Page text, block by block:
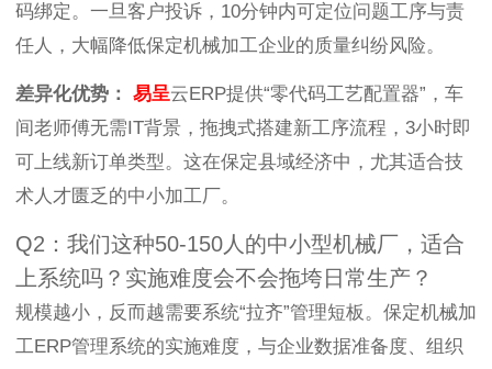
码绑定。一旦客户投诉，10分钟内可定位问题工序与责
任人，大幅降低保定机械加工企业的质量纠纷风险。
差异化优势： 易呈云ERP提供“零代码工艺配置器”，车
间老师傅无需IT背景，拖拽式搭建新工序流程，3小时即
可上线新订单类型。这在保定县域经济中，尤其适合技
术人才匮乏的中小加工厂。
Q2：我们这种50-150人的中小型机械厂，适合
上系统吗？实施难度会不会拖垮日常生产？
规模越小，反而越需要系统“拉齐”管理短板。保定机械加
工ERP管理系统的实施难度，与企业数据准备度、组织